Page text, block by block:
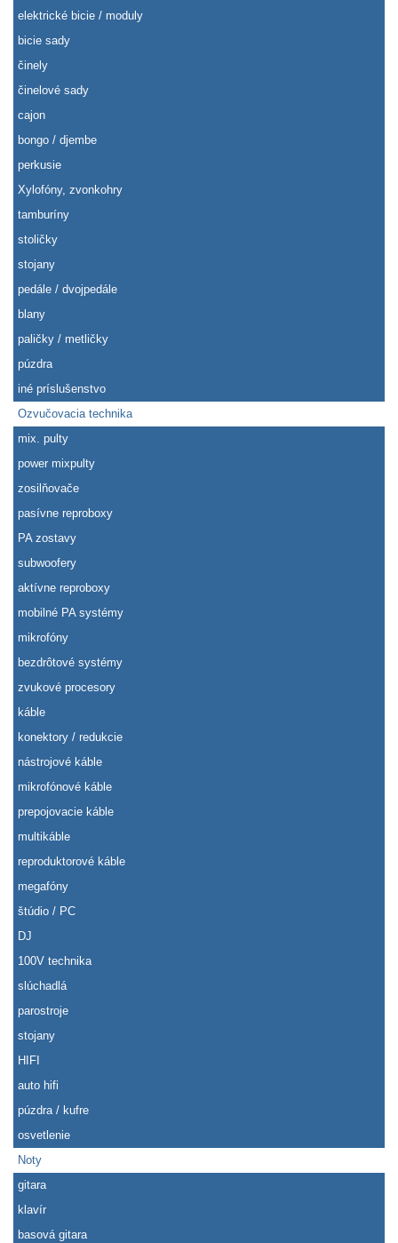
elektrické bicie / moduly
bicie sady
činely
činelové sady
cajon
bongo / djembe
perkusie
Xylofóny, zvonkohry
tamburíny
stoličky
stojany
pedále / dvojpedále
blany
paličky / metličky
púzdra
iné príslušenstvo
Ozvučovacia technika
mix. pulty
power mixpulty
zosilňovače
pasívne reproboxy
PA zostavy
subwoofery
aktívne reproboxy
mobilné PA systémy
mikrofóny
bezdrôtové systémy
zvukové procesory
káble
konektory / redukcie
nástrojové káble
mikrofónové káble
prepojovacie káble
multikáble
reproduktorové káble
megafóny
štúdio / PC
DJ
100V technika
slúchadlá
parostroje
stojany
HIFI
auto hifi
púzdra / kufre
osvetlenie
Noty
gitara
klavír
basová gitara